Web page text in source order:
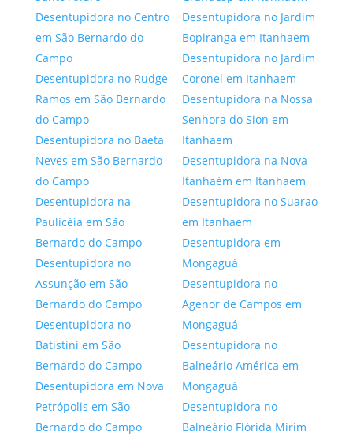
Desentupidora no Centro
em São Bernardo do
Campo
Desentupidora no Rudge
Ramos em São Bernardo
do Campo
Desentupidora no Baeta
Neves em São Bernardo
do Campo
Desentupidora na
Paulicéia em São
Bernardo do Campo
Desentupidora no
Assunção em São
Bernardo do Campo
Desentupidora no
Batistini em São
Bernardo do Campo
Desentupidora em Nova
Petrópolis em São
Bernardo do Campo
Desentupidora no Jardim
Bopiranga em Itanhaem
Desentupidora no Jardim
Coronel em Itanhaem
Desentupidora na Nossa
Senhora do Sion em
Itanhaem
Desentupidora na Nova
Itanhaém em Itanhaem
Desentupidora no Suarao
em Itanhaem
Desentupidora em
Mongaguá
Desentupidora no
Agenor de Campos em
Mongaguá
Desentupidora no
Balneário América em
Mongaguá
Desentupidora no
Balneário Flórida Mirim